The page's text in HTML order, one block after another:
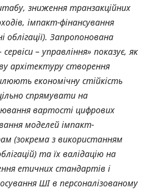
зниження транзакційних
імпакт-фінансування
облігації). Запропонована
– управління» показує, як
архітектуру створення
економічну стійкість
спрямувати на
вартості цифрових
моделей імпакт-
(зокрема з використанням
та їх валідацію на
етичних стандартів і
ШІ в персоналізованому